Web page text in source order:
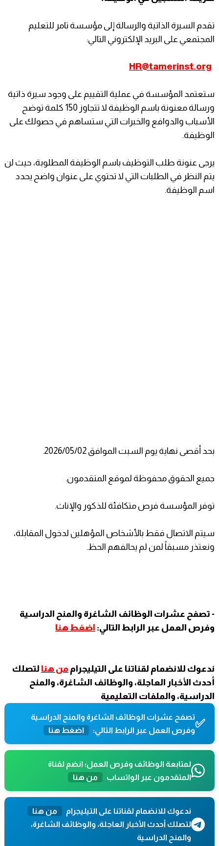
تقدم السيرة الذاتية والرسالة إلى مؤسسة تامر للتعليم
المجتمعي على البريد الإلكتروني التالي:
HR@tamerinst.org
ستعتمد المؤسسة في عملية التقييم على وجود سيرة ذاتية
ورسالة معنونة باسم الوظيفة لا تتجاوز 150 كلمة توضح
الأسباب والدوافع والخبرات التي ستساهم في حصولك على
الوظيفة.
يرجى عنونة طلب التوظيف باسم الوظيفة المطلوبة، حيث لن
يتم النظر في الطلبات التي لا تحتوي على عنوان واضح يحدد
اسم الوظيفة.
بحد أقصى نهاية يوم السبت الموافق 2026/05/02.
جميع الحقوق محفوظة لموقع المتقدمون.
توفر المؤسسة فرص متكافئة للذكور والإناث.
سيتم الاتصال فقط بالأشخاص المؤهلين لدخول المقابلة،
ونعتذر مسبقاً لمن لم يحالفهم الحظ.
- تصفح عشرات الوظائف الشاغرة والمنح الدراسية
وفرص العمل عبر الرابط التالي: اضغط هنا
ندعوك للانضمام لقناتنا على التيليجرام من هنا لتصلك
أحدث الأخبار العاجلة، والوظائف الشاغرة، والمنح
الدراسية، والملفات التعليمية
✅تصفح عشرات الوظائف الشاغرة والمنح الدراسية
وفرص العمل عبر الرابط التالي:
اضغط هنا
لمتابعة الوظائف وفرص العمل؛ انضم لقناة
المتقدمون عبر الواتساب
من هنا
ندعوك للانضمام لقناتنا على التيليجرام
من هنا
لتصلك أحدث الأخبار العاجلة، والوظائف الشاغرة،
والمنح الدراسية